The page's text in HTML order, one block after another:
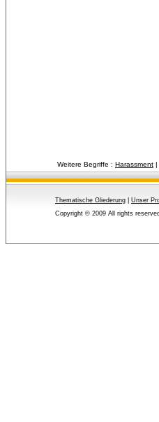
Weitere Begriffe : Harassment |
Thematische Gliederung Unser
Copyright © 2009 All rights